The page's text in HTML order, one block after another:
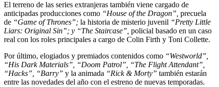
El terreno de las series extranjeras también viene cargado de
anticipadas producciones como “House of the Dragon”, precuela
de “Game of Thrones”; la historia de misterio juvenil “Pretty Little
Liars: Original Sin”; y “The Staircase”, policial basado en un caso
real con los roles principales a cargo de Colin Firth y Toni Collette.
Por último, elogiados y premiados contenidos como “Westworld”,
“His Dark Materials”, “Doom Patrol”, “The Flight Attendant”,
“Hacks”, “Barry” y la animada “Rick & Morty” también estarán
entre las novedades del año con el estreno de nuevas temporadas.